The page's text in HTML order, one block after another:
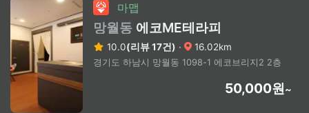
마맵
망월동 에코ME테라피
10.0(리뷰 17건) · 16.02km
경기도 하남시 망월동 1098-1 에코브리지2 2층
50,000원~